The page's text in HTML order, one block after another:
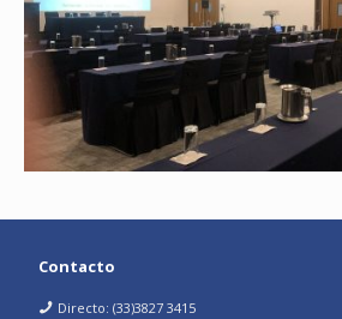
Contacto
Directo: (33)3827 3415